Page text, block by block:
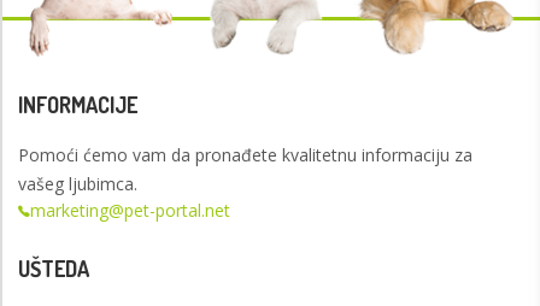
INFORMACIJE
Pomoći ćemo vam da pronađete kvalitetnu informaciju za
vašeg ljubimca.
marketing@pet-portal.net
UŠTEDA